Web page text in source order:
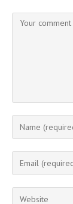
Comment
Enter
your
name
Enter
your
email
Enter